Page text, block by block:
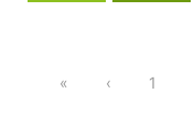
« ‹ 1